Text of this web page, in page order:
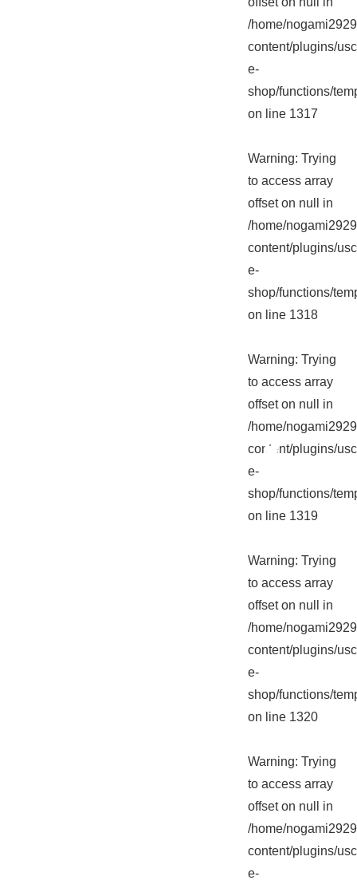
/home/
content/plugins/
e-
shop/functions/
on line 1317
Warning: Trying
to access array
offset on null in
/home/
content/plugins/
e-
shop/functions/
on line 1318
Warning: Trying
to access array
offset on null in
/home/
content/plugins/
e-
shop/functions/
on line 1319
Warning: Trying
to access array
offset on null in
/home/
content/plugins/
e-
shop/functions/
on line 1320
Warning: Trying
to access array
offset on null in
/home/
content/plugins/
e-